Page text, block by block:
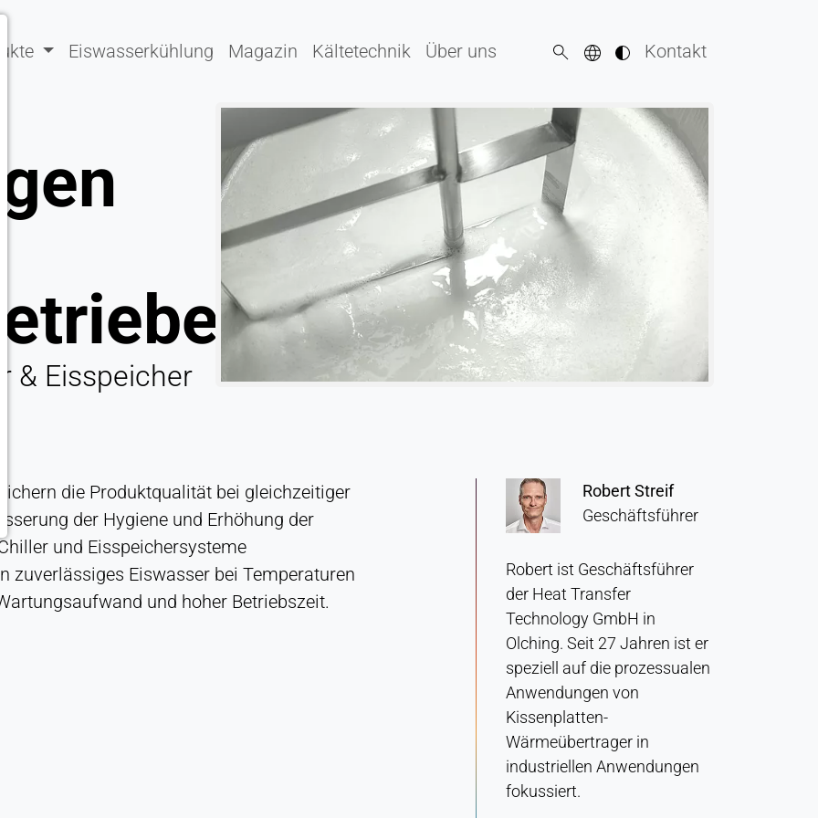
Eiswasserkühlung Magazin Kältetechnik Über uns Kontakt
& Eisspeicher
die Produktqualität bei gleichzeitiger
der Hygiene und Erhöhung der
und Eisspeichersysteme
zuverlässiges Eiswasser bei Temperaturen
und hoher Betriebszeit.
Robert Streif
Geschäftsführer
Robert ist Geschäftsführer
der Heat Transfer
Technology GmbH in
Olching. Seit 27 Jahren ist er
speziell auf die prozessualen
Anwendungen von
Kissenplatten-
Wärmeübertrager in
industriellen Anwendungen
fokussiert.